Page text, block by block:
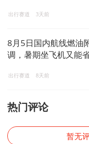
出行赛道 3天前
8月5日国内航线燃油
调，暑期坐飞机又能
出行赛道 8天前
热门评论
暂无